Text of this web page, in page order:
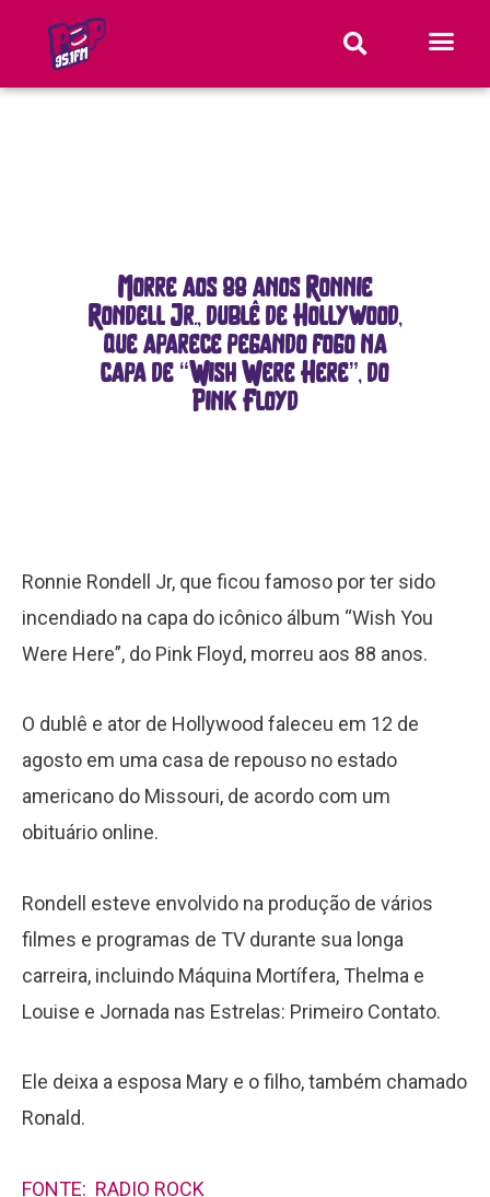
Morre aos 88 anos Ronnie
Rondell Jr., dublê de Hollywood,
que aparece pegando fogo na
capa de “Wish Were Here”, do
Pink Floyd
Ronnie Rondell Jr, que ficou famoso por ter sido
incendiado na capa do icônico álbum “Wish You
Were Here”, do Pink Floyd, morreu aos 88 anos.
O dublê e ator de Hollywood faleceu em 12 de
agosto em uma casa de repouso no estado
americano do Missouri, de acordo com um
obituário online.
Rondell esteve envolvido na produção de vários
filmes e programas de TV durante sua longa
carreira, incluindo Máquina Mortífera, Thelma e
Louise e Jornada nas Estrelas: Primeiro Contato.
Ele deixa a esposa Mary e o filho, também chamado
Ronald.
FONTE: RADIO ROCK